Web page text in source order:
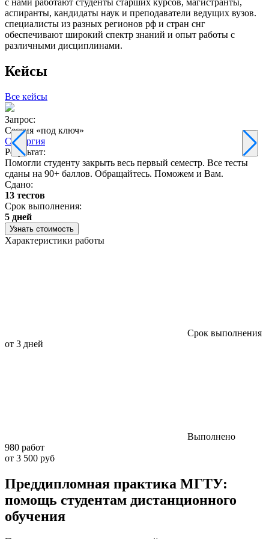
с нами работают студенты старших курсов, магистранты,
аспиранты, кандидаты наук и преподаватели ведущих вузов.
специалисты из разных регионов рф и стран снг
обеспечивают широкий спектр знаний и опыт работы с
различными дисциплинами.
Кейсы
Все кейсы
Запрос:
Сессия «под ключ»
Синергия
Результат:
Помогли студенту закрыть весь первый семестр. Все тесты
сданы на 90+ баллов. Обращайтесь. Поможем и Вам.
Сдано:
13 тестов
Срок выполнения:
5 дней
Узнать стоимость
Характеристики работы
Срок выполнения
от 3 дней
Выполнено
980 работ
от 3 500 руб
Преддипломная практика МГТУ:
помощь студентам дистанционного
обучения